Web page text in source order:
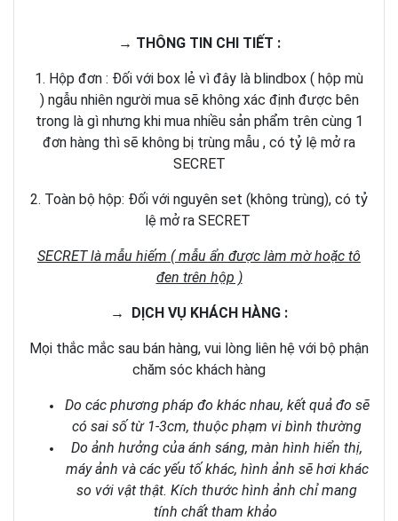
→ THÔNG TIN CHI TIẾT :
1. Hộp đơn : Đối với box lẻ vì đây là blindbox ( hộp mù
) ngẫu nhiên người mua sẽ không xác định được bên
trong là gì nhưng khi mua nhiều sản phẩm trên cùng 1
đơn hàng thì sẽ không bị trùng mẫu , có tỷ lệ mở ra
SECRET
2. Toàn bộ hộp: Đối với nguyên set (không trùng), có tỷ
lệ mở ra SECRET
SECRET là mẫu hiếm ( mẫu ẩn được làm mờ hoặc tô
đen trên hộp )
→ DỊCH VỤ KHÁCH HÀNG :
Mọi thắc mắc sau bán hàng, vui lòng liên hệ với bộ phận
chăm sóc khách hàng
Do các phương pháp đo khác nhau, kết quả đo sẽ
có sai số từ 1-3cm, thuộc phạm vi bình thường
Do ảnh hưởng của ánh sáng, màn hình hiển thị,
máy ảnh và các yếu tố khác, hình ảnh sẽ hơi khác
so với vật thật. Kích thước hình ảnh chỉ mang
tính chất tham khảo